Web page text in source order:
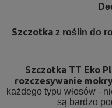
Szczotkaz roślin do
Szczotka TT Eko
rozczesywanie
każdego typu włosów -
są bardzo